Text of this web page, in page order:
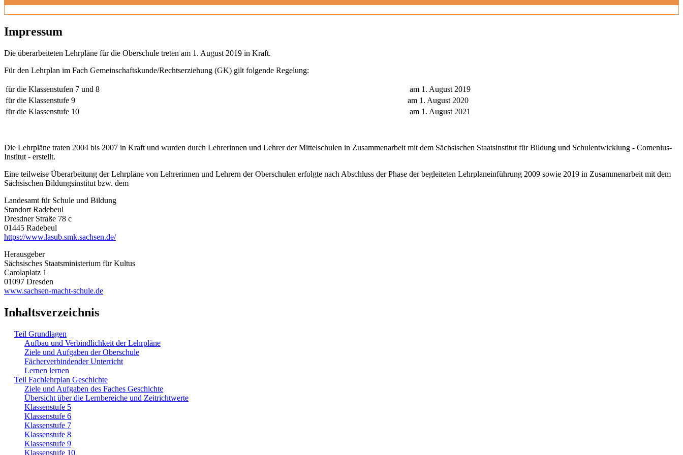
Impressum
Die überarbeiteten Lehrpläne für die Oberschule treten am 1. August 2019 in Kraft.
Für den Lehrplan im Fach Gemeinschaftskunde/Rechtserziehung (GK) gilt folgende Regelung:
für die Klassenstufen 7 und 8
am 1. August 2019
für die Klassenstufe 9
am 1. August 2020
für die Klassenstufe 10
am 1. August 2021
Die Lehrpläne traten 2004 bis 2007 in Kraft und wurden durch Lehrerinnen und Lehrer der Mittelschulen in Zusammenarbeit mit dem Sächsischen Staatsinstitut für Bildung und Schulentwicklung - Comenius-
Institut - erstellt.
Eine teilweise Überarbeitung der Lehrpläne von Lehrerinnen und Lehrern der Oberschulen erfolgte nach Abschluss der Phase der begleiteten Lehrplaneinführung 2009 sowie 2019 in Zusammenarbeit mit dem
Sächsischen Bildungsinstitut bzw. dem
Landesamt für Schule und Bildung
Standort Radebeul
Dresdner Straße 78 c
01445 Radebeul
https://www.lasub.smk.sachsen.de/
Herausgeber
Sächsisches Staatsministerium für Kultus
Carolaplatz 1
01097 Dresden
www.sachsen-macht-schule.de
Inhaltsverzeichnis
Teil Grundlagen
Aufbau und Verbindlichkeit der Lehrpläne
Ziele und Aufgaben der Oberschule
Fächerverbindender Unterricht
Lernen lernen
Teil Fachlehrplan Geschichte
Ziele und Aufgaben des Faches Geschichte
Übersicht über die Lernbereiche und Zeitrichtwerte
Klassenstufe 5
Klassenstufe 6
Klassenstufe 7
Klassenstufe 8
Klassenstufe 9
Klassenstufe 10